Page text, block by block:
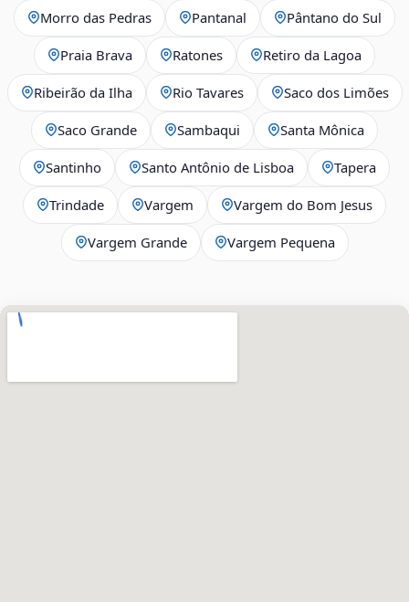
Morro das Pedras Pantanal Pântano do Sul
Praia Brava Ratones Retiro da Lagoa
Ribeirão da Ilha Rio Tavares Saco dos Limões
Saco Grande Sambaqui Santa Mônica
Santinho Santo Antônio de Lisboa Tapera
Trindade Vargem Vargem do Bom Jesus
Vargem Grande Vargem Pequena